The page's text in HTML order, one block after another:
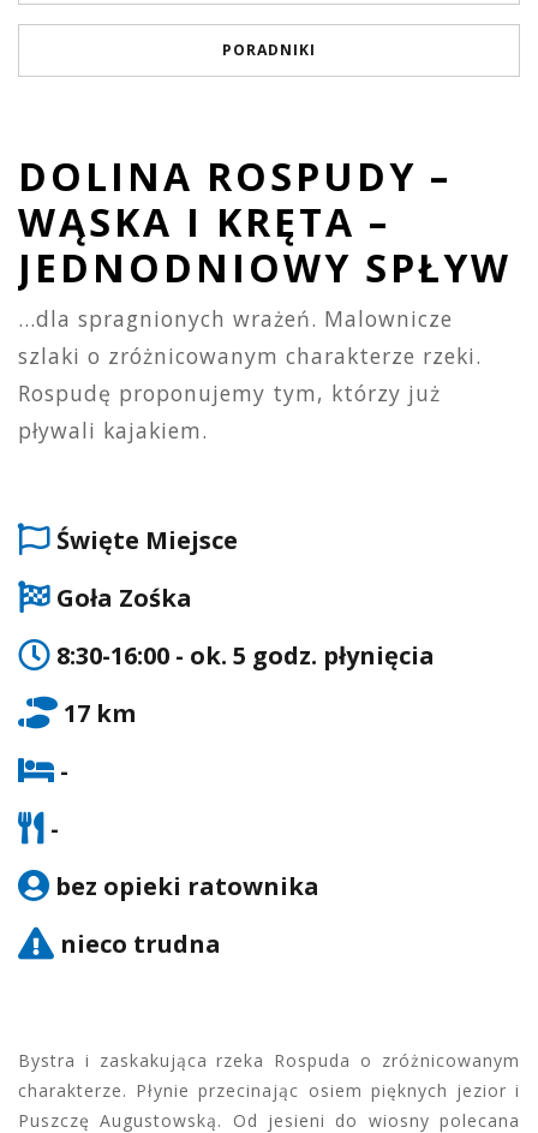
PORADNIKI
DOLINA ROSPUDY –
WĄSKA I KRĘTA –
JEDNODNIOWY SPŁYW
…dla spragnionych wrażeń. Malownicze
szlaki o zróżnicowanym charakterze rzeki.
Rospudę proponujemy tym, którzy już
pływali kajakiem.
Święte Miejsce
Goła Zośka
8:30-16:00 - ok. 5 godz. płynięcia
17 km
-
-
bez opieki ratownika
nieco trudna
Bystra i zaskakująca rzeka Rospuda o zróżnicowanym
charakterze. Płynie przecinając osiem pięknych jezior i
Puszczę Augustowską. Od jesieni do wiosny polecana